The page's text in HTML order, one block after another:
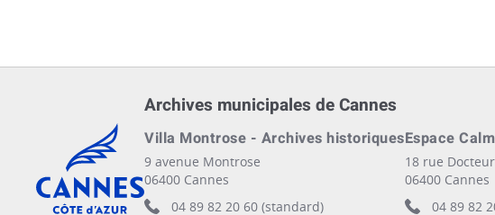
Cannes, Côte d'Azur, France
Archives municipales de Cannes
Villa Montrose - Archives historiques
9 avenue Montrose
06400 Cannes
04 89 82 20 60 (standard)
Espace
18 rue
06400 Cannes
04 89 82